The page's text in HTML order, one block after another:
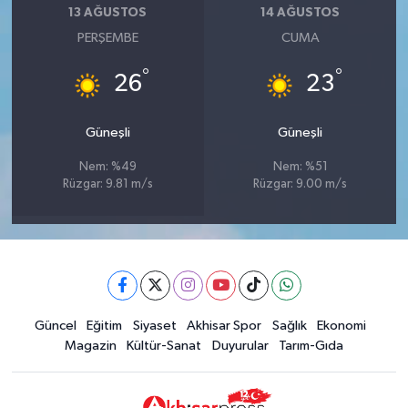
13 AĞUSTOS
PERŞEMBE
26°
Güneşli
Nem: %49
Rüzgar: 9.81 m/s
14 AĞUSTOS
CUMA
23°
Güneşli
Nem: %51
Rüzgar: 9.00 m/s
Güncel Eğitim Siyaset Akhisar Spor Sağlık
Ekonomi
Magazin
Kültür-Sanat Duyurular Tarım-Gıda